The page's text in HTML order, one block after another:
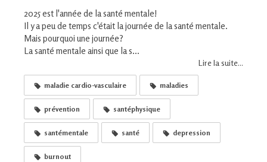
2025 est l'année de la santé mentale!
Il y a peu de temps c'était la journée de la santé mentale.
Mais pourquoi une journée?
La santé mentale ainsi que la s...
Lire la suite...
maladie cardio-vasculaire maladies
prévention santéphysique
santémentale santé depression
burnout